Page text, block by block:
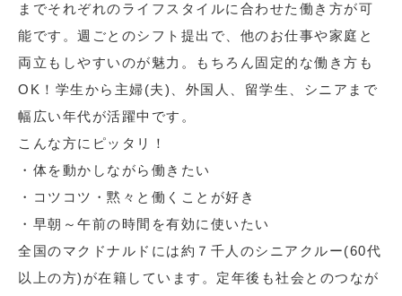
までそれぞれのライフスタイルに合わせた働き方が可
能です。週ごとのシフト提出で、他のお仕事や家庭と
両立もしやすいのが魅力。もちろん固定的な働き方も
OK！学生から主婦(夫)、外国人、留学生、シニアまで
幅広い年代が活躍中です。
こんな方にピッタリ！
・体を動かしながら働きたい
・コツコツ・黙々と働くことが好き
・早朝～午前の時間を有効に使いたい
全国のマクドナルドには約７千人のシニアクルー(60代
以上の方)が在籍しています。定年後も社会とのつなが